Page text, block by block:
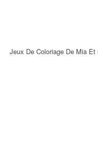
Jeux De Coloriage De Mia